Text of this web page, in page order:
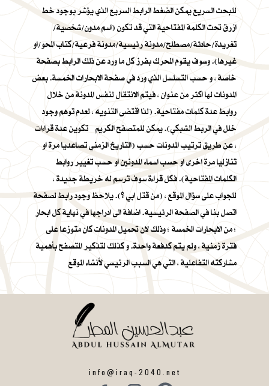
للبحث السريع يمكن الضغط الرابط السريع الذي يؤشر بوجود خط
ازرق تحت الكلمة المفتاحية التي قد تكون (اسم مدون/شخصية/
تغريدة/حادثة/مصطلح/مدونة رئيسية/مدونة فرعية/كتاب المحو/او
غيرها). وسوف يقوم المحرك بفرز كل ما ورد عن ذلك الرابط بصفحة
خاصة ، و حسب التسلسل الذي ورد في صفحة الابحارات الخمسة. بعض
المدونات لها اكثر من عنوان ، فيتم الانتقال لنفس المدونة من خلال
روابط عدة كلمات مفتاحية. (لذا اقتضى التنويه ، لعدم توهم وجود
خلل في الربط الشبكي). يمكن للمتصفح الكريم تكوين عدة قراءات
، عن طريق ترتيب المدونات حسب (التاريخ الزمني تصاعديا مرة او
تنازليا مرة اخرى او حسب اسماء المدونين او حسب تغيير روابط
الكلمات المفتاحية). فكل قراءة سوف ترسم له خريطة جديدة ،
للجواب على سؤال الموقع ، (من قتل ابي ؟). يلاحظ وجود رابط لصفحة
اتصل بنا في الصفحة الرئيسية. اضافة الى ادراجها في نهاية كل ابحار
؛ من الابحارات الخمسة ؛ وذلك لان تحميل المدونات كان متوزعا على
فترة زمنية ، ولم يتم كدفعة واحدة. و كذلك لتذكير المتصفح بأهمية
مشاركته التفاعلية ، التي هي السبب الرئيسي لأنشاء الموقع
info@iraq-2040.net